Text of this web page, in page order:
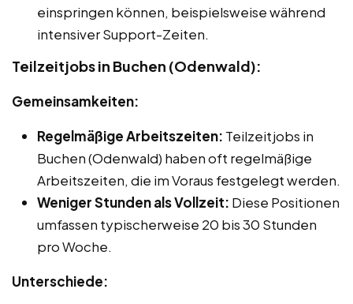
einspringen können, beispielsweise während
intensiver Support-Zeiten.
Teilzeitjobs in Buchen (Odenwald):
Gemeinsamkeiten:
Regelmäßige Arbeitszeiten: Teilzeitjobs in
Buchen (Odenwald) haben oft regelmäßige
Arbeitszeiten, die im Voraus festgelegt werden.
Weniger Stunden als Vollzeit: Diese Positionen
umfassen typischerweise 20 bis 30 Stunden
pro Woche.
Unterschiede: